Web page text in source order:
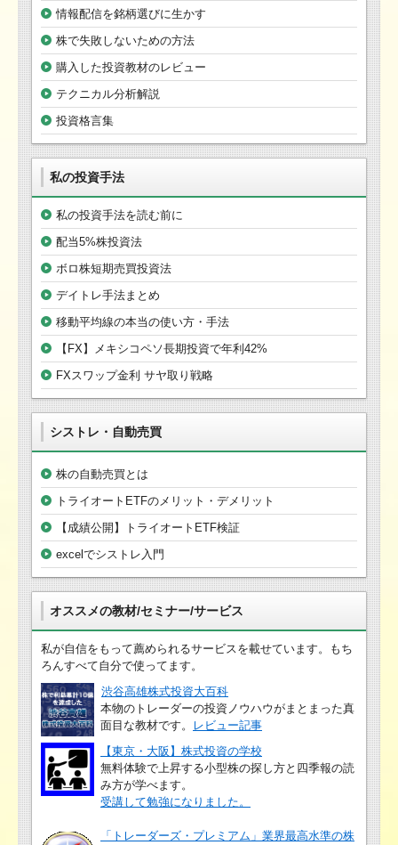
情報配信を銘柄選びに生かす
株で失敗しないための方法
購入した投資教材のレビュー
テクニカル分析解説
投資格言集
私の投資手法
私の投資手法を読む前に
配当5%株投資法
ボロ株短期売買投資法
デイトレ手法まとめ
移動平均線の本当の使い方・手法
【FX】メキシコペソ長期投資で年利42%
FXスワップ金利 サヤ取り戦略
シストレ・自動売買
株の自動売買とは
トライオートETFのメリット・デメリット
【成績公開】トライオートETF検証
excelでシストレ入門
オススメの教材/セミナー/サービス
私が自信をもって薦められるサービスを載せています。もち
ろんすべて自分で使ってます。
渋谷高雄株式投資大百科
本物のトレーダーの投資ノウハウがまとまった真
面目な教材です。
レビュー記事
【東京・大阪】株式投資の学校
無料体験で上昇する小型株の探し方と四季報の読
み方が学べます。
受講して勉強になりました。
「トレーダーズ・プレミアム」業界最高水準の株